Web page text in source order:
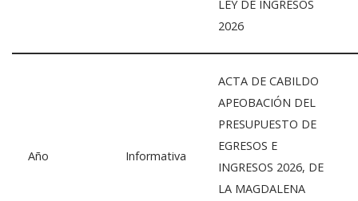
LEY DE INGRESOS
2026
Año Informativa
ACTA DE CABILDO
APEOBACIÓN DEL
PRESUPUESTO DE
EGRESOS E
INGRESOS 2026, DE
LA MAGDALENA